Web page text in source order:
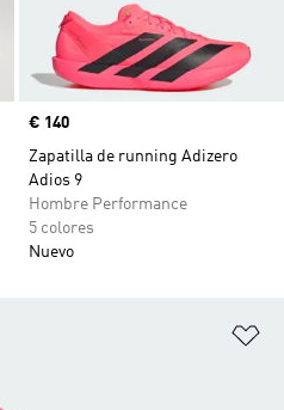
Precio
€ 140
Zapatilla de running Adizero
Adios 9
Hombre Performance
5 colores
Nuevo